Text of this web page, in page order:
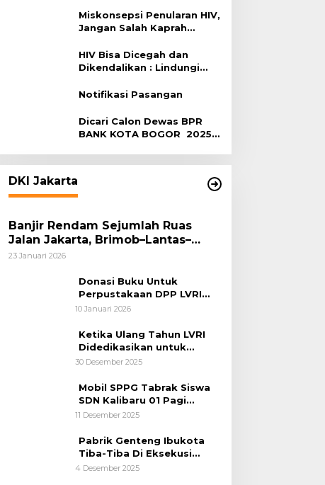
Miskonsepsi Penularan HIV,
Jangan Salah Kaprah
HIV Bisa Dicegah dan
Dikendalikan : Lindungi
Notifikasi Pasangan
Dicari Calon Dewas BPR
BANK KOTA BOGOR 2025-
DKI Jakarta
Banjir Rendam Sejumlah Ruas
Jalan Jakarta, Brimob–Lantas–
Polair PMJ Bergerak Cepat, Polri
23 Januari 2026
Donasi Buku Untuk
Perpustakaan DPP LVRI
Terus Mengalir
10 Januari 2026
Ketika Ulang Tahun LVRI
Didedikasikan untuk
Kemanusiaan
30 Desember 2025
Mobil SPPG Tabrak Siswa
SDN Kalibaru 01 Pagi
Cilincing Jakarta Utara
11 Desember 2025
Pabrik Genteng Ibukota
Tiba-Tiba Di Eksekusi
Jurusita Pengadilan Negeri
4 Desember 2025